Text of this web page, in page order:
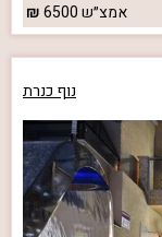
אמצ״ש6500
נוף כנרת